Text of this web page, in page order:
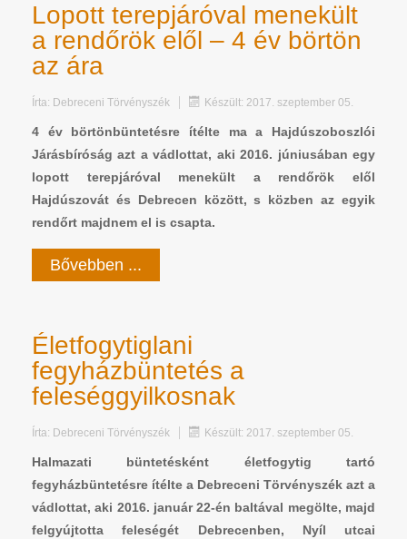
Lopott terepjáróval menekült
a rendőrök elől – 4 év börtön
az ára
Írta: Debreceni Törvényszék Készült: 2017. szeptember 05.
4 év börtönbüntetésre ítélte ma a Hajdúszoboszlói
Járásbíróság azt a vádlottat, aki 2016. júniusában egy
lopott terepjáróval menekült a rendőrök elől
Hajdúszovát és Debrecen között, s közben az egyik
rendőrt majdnem el is csapta.
Bővebben ...
Életfogytiglani
fegyházbüntetés a
feleséggyilkosnak
Írta: Debreceni Törvényszék Készült: 2017. szeptember 05.
Halmazati büntetésként életfogytig tartó
fegyházbüntetésre ítélte a Debreceni Törvényszék azt a
vádlottat, aki 2016. január 22-én baltával megölte, majd
felgyújtotta feleségét Debrecenben, Nyíl utcai